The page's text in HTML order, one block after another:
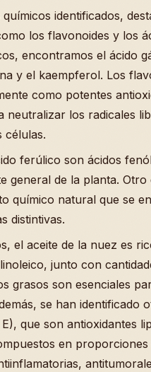
identificados,
los flavonoides y los
encontramos el ácido
y el kaempferol. Los
como potentes
neutralizar los radicales
células.
ferúlico son ácidos
general de la planta.
químico natural que se
distintivas.
el aceite de la nuez es
junto con
grasos son esenciales
se han identificado
que son antioxidantes
en